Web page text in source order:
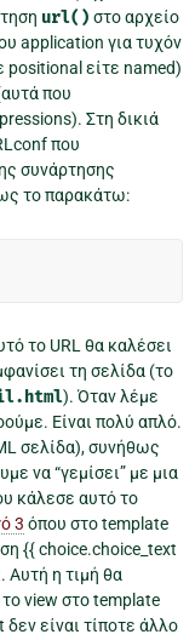
url() στο αρχείο
application για τυχόν
positional είτε named)
που
Στη δικιά
που
συνάρτησης
το παρακάτω:
το URL θα καλέσει
τη σελίδα (το
). Όταν λέμε
Είναι πολύ απλό.
σελίδα), συνήθως
να “γεμίσει” με μια
κάλεσε αυτό το
3 όπου στο template
{{ choice.choice_text
Αυτή η τιμή θα
το view στο template
είναι τίποτε άλλο